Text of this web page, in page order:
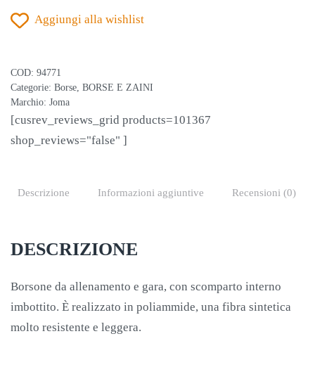
MEDIAAggiungi alla wishlist
COD: 94771
Categorie: Borse, BORSE E ZAINI
Marchio: Joma
[cusrev_reviews_grid products=101367
shop_reviews="false" ]
Descrizione Informazioni aggiuntive Recensioni (0)
DESCRIZIONE
Borsone da allenamento e gara, con scomparto interno
imbottito. È realizzato in poliammide, una fibra sintetica
molto resistente e leggera.